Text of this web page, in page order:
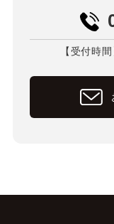
【受付時